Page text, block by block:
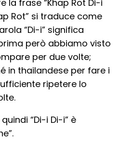
la frase “Khap Rot Di-i
Rot” si traduce come
“Di-i” significa
però abbiamo visto
per due volte;
in thailandese per fare i
ripetere lo
“Di-i Di-i” è